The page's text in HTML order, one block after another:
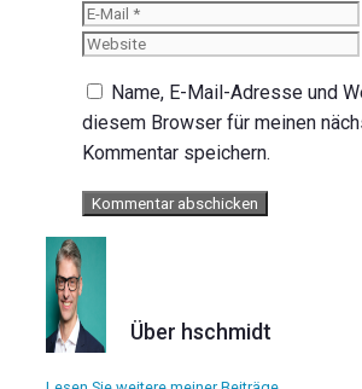
Name, E-Mail-Adresse und
diesem Browser für meinen
Kommentar speichern.
Über hschmidt